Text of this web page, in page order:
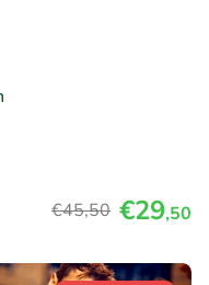
€45,50 €29,50